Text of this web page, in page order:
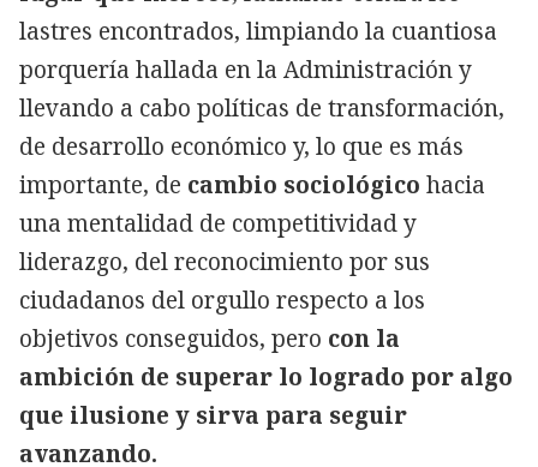
lastres encontrados, limpiando la cuantiosa
porquería hallada en la Administración y
llevando a cabo políticas de transformación,
de desarrollo económico y, lo que es más
importante, de cambio sociológico hacia
una mentalidad de competitividad y
liderazgo, del reconocimiento por sus
ciudadanos del orgullo respecto a los
objetivos conseguidos, pero con la
ambición de superar lo logrado por algo
que ilusione y sirva para seguir
avanzando.